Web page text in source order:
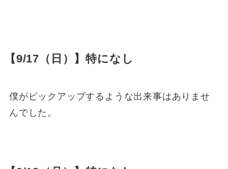
【9/17（日）】特になし
僕がピックアップするような出来事はありませ
んでした。